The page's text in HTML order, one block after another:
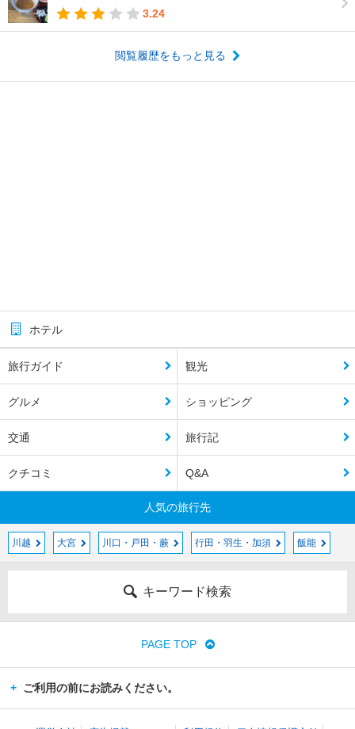
3.24
閲覧履歴をもっと見る
ホテル
旅行ガイド 観光
グルメ ショッピング
交通 旅行記
クチコミ Q&A
人気の旅行先
川越 大宮 川口・戸田・蕨 行田・羽生・加須 飯能
キーワード検索
PAGE TOP
ご利用の前にお読みください。